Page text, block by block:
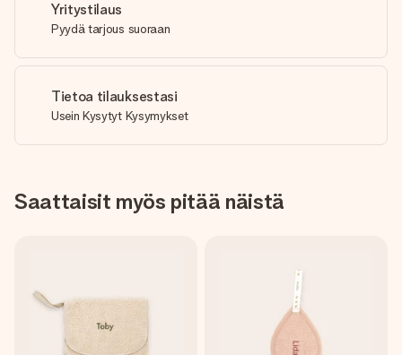
Yritystilaus
Pyydä tarjous suoraan
Tietoa tilauksestasi
Usein Kysytyt Kysymykset
Saattaisit myös pitää näistä